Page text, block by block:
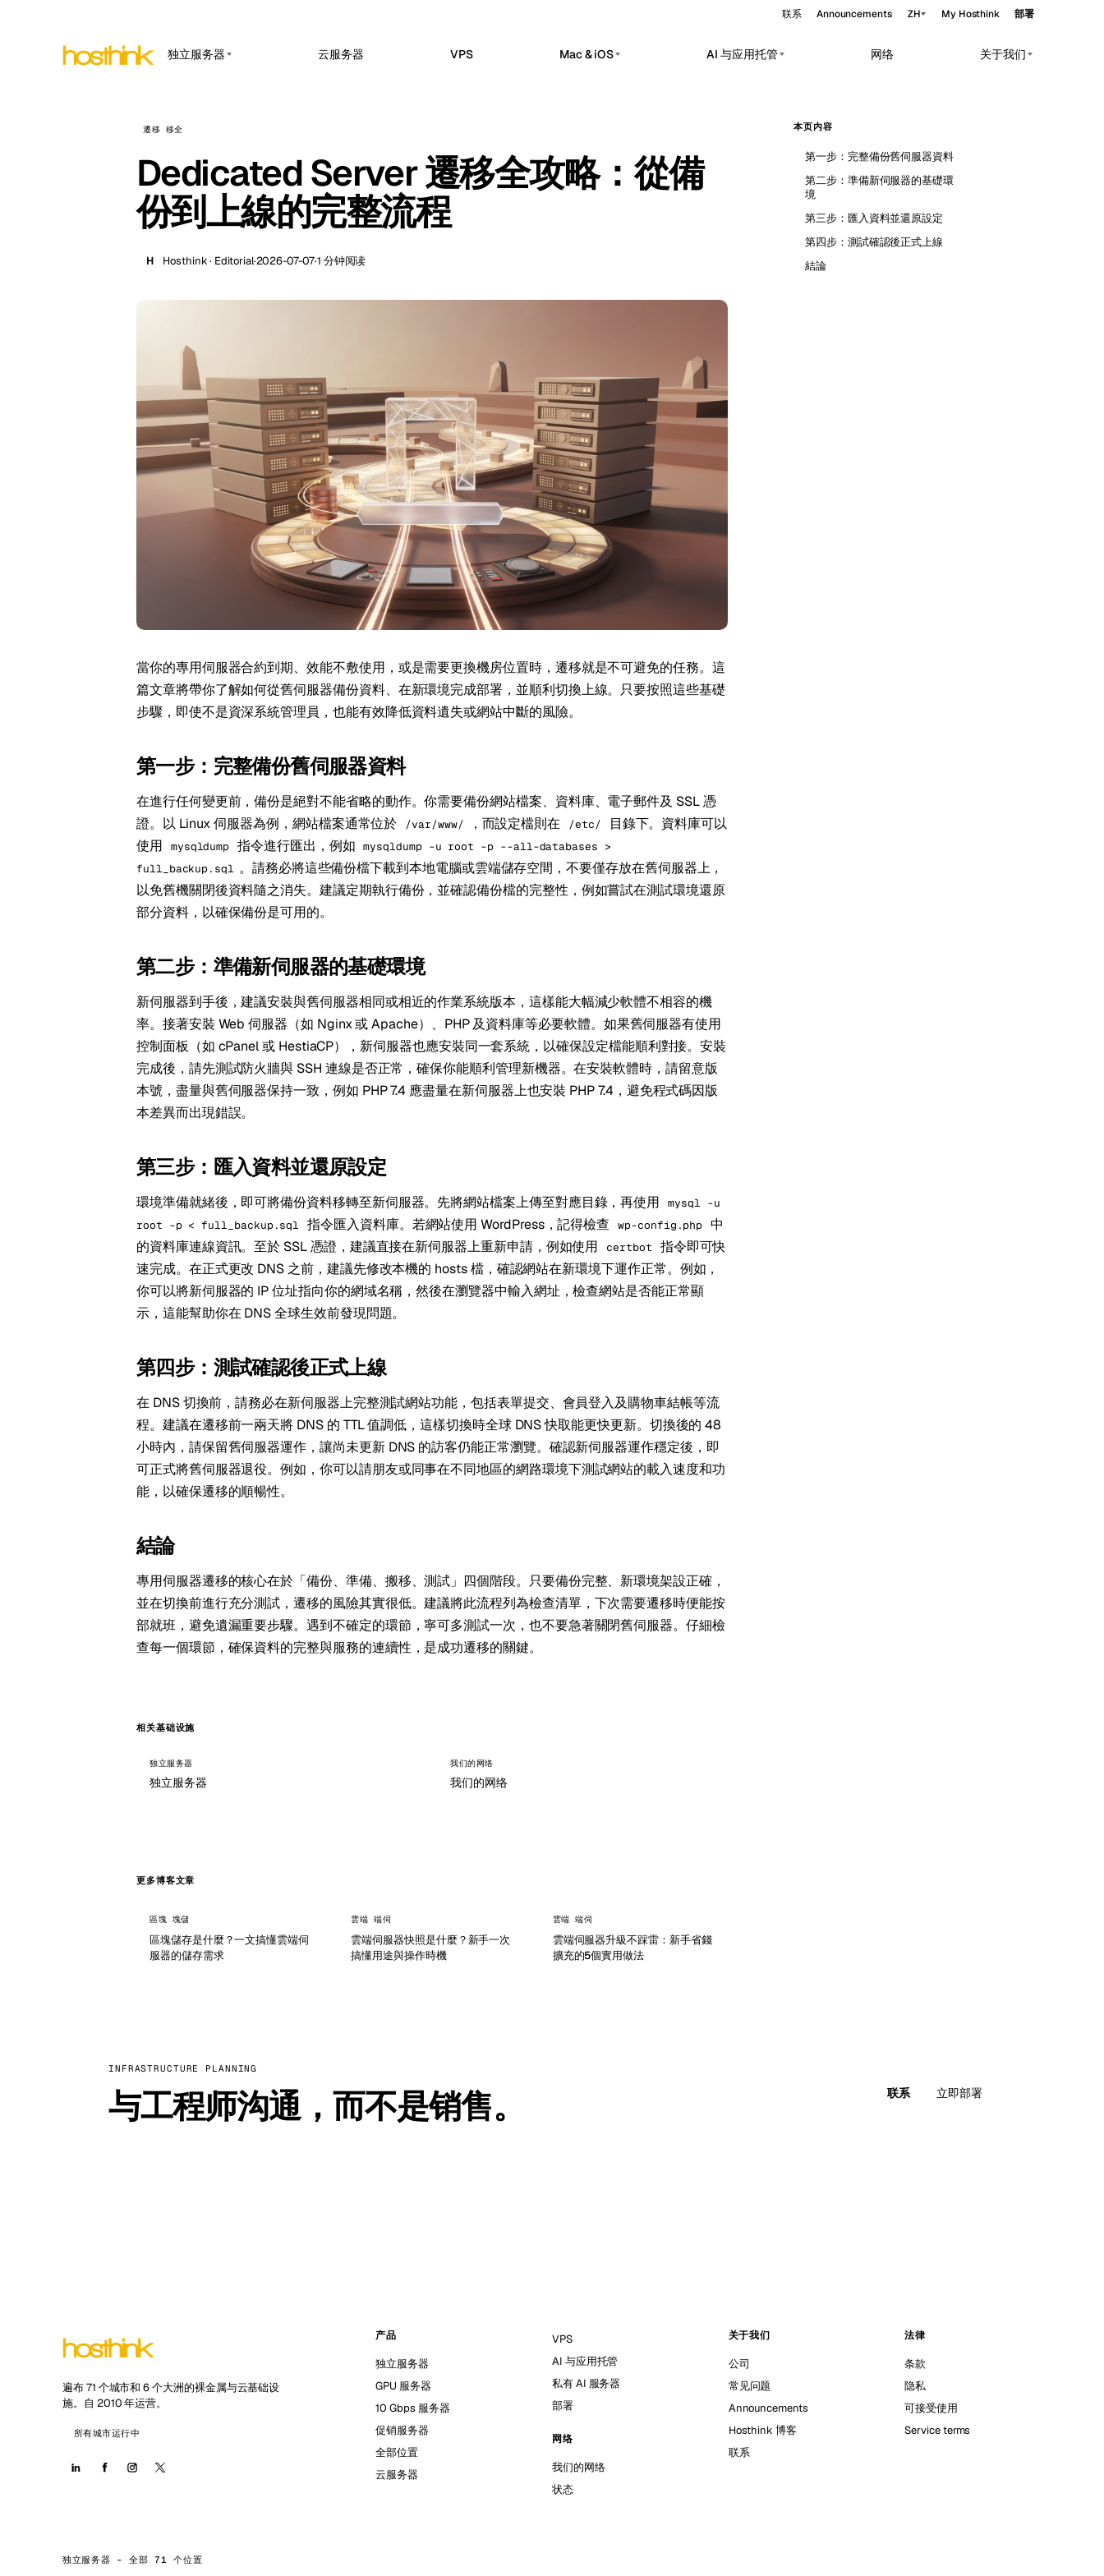
联系 Announcements ZH My Hosthink 部署
独立服务器
非洲 服务器 (2)
南美 服务器 (4)
北美 服务器 (16)
Budapest
Bursa 土耳其 Chisinau 摩尔多瓦 Copenhagen 丹麦
Dublin Helsinki
Istanbul
Lisbon Madrid
立陶宛
Stockholm 瑞典 Tallinn 爱沙尼亚
Warsaw Zurich 瑞士
云服务器 VPS Mac & iOS AI 与应用托管
OpenClaw 托管版
面向内部应用和服务运营的托管控制平面。
Uptime Kuma 托管版
Ollama 专用 GPU 服务器
私有本地推理
网络 关于我们
遷移 移全
Dedicated Server 遷移全攻略：從備
份到上線的完整流程
H Hosthink · Editorial·2026-07-07·1 分钟阅读
當你的專用伺服器合約到期、效能不敷使用，或是需要更換機房位置時，遷移就是不可避免的任務。這
篇文章將帶你了解如何從舊伺服器備份資料、在新環境完成部署，並順利切換上線。只要按照這些基礎
步驟，即使不是資深系統管理員，也能有效降低資料遺失或網站中斷的風險。
第一步：完整備份舊伺服器資料
在進行任何變更前，備份是絕對不能省略的動作。你需要備份網站檔案、資料庫、電子郵件及 SSL 憑
證。以 Linux 伺服器為例，網站檔案通常位於
/var/www/ ，而設定檔則在 /etc/
目錄下。資料庫可以
使用
mysqldump 指令進行匯出，例如
mysqldump -u root -p --all-databases >
full_backup.sql 。請務必將這些備份檔下載到本地電腦或雲端儲存空間，不要僅存放在舊伺服器上，
以免舊機關閉後資料隨之消失。建議定期執行備份，並確認備份檔的完整性，例如嘗試在測試環境還原
部分資料，以確保備份是可用的。
第二步：準備新伺服器的基礎環境
新伺服器到手後，建議安裝與舊伺服器相同或相近的作業系統版本，這樣能大幅減少軟體不相容的機
率。接著安裝 Web 伺服器（如 Nginx 或 Apache）、PHP 及資料庫等必要軟體。如果舊伺服器有使用
控制面板（如 cPanel 或 HestiaCP），新伺服器也應安裝同一套系統，以確保設定檔能順利對接。安裝
完成後，請先測試防火牆與 SSH 連線是否正常，確保你能順利管理新機器。在安裝軟體時，請留意版
本號，盡量與舊伺服器保持一致，例如 PHP 7.4 應盡量在新伺服器上也安裝 PHP 7.4，避免程式碼因版
本差異而出現錯誤。
第三步：匯入資料並還原設定
環境準備就緒後，即可將備份資料移轉至新伺服器。先將網站檔案上傳至對應目錄，再使用
mysql -u
root -p < full_backup.sql
指令匯入資料庫。若網站使用 WordPress，記得檢查 wp-config.php 中
的資料庫連線資訊。至於 SSL 憑證，建議直接在新伺服器上重新申請，例如使用
certbot
指令即可快
速完成。在正式更改 DNS 之前，建議先修改本機的 hosts 檔，確認網站在新環境下運作正常。例如，
你可以將新伺服器的 IP 位址指向你的網域名稱，然後在瀏覽器中輸入網址，檢查網站是否能正常顯
示，這能幫助你在 DNS 全球生效前發現問題。
第四步：測試確認後正式上線
在 DNS 切換前，請務必在新伺服器上完整測試網站功能，包括表單提交、會員登入及購物車結帳等流
程。建議在遷移前一兩天將 DNS 的 TTL 值調低，這樣切換時全球 DNS 快取能更快更新。切換後的 48
小時內，請保留舊伺服器運作，讓尚未更新 DNS 的訪客仍能正常瀏覽。確認新伺服器運作穩定後，即
可正式將舊伺服器退役。例如，你可以請朋友或同事在不同地區的網路環境下測試網站的載入速度和功
能，以確保遷移的順暢性。
結論
專用伺服器遷移的核心在於「備份、準備、搬移、測試」四個階段。只要備份完整、新環境架設正確，
並在切換前進行充分測試，遷移的風險其實很低。建議將此流程列為檢查清單，下次需要遷移時便能按
部就班，避免遺漏重要步驟。遇到不確定的環節，寧可多測試一次，也不要急著關閉舊伺服器。仔細檢
查每一個環節，確保資料的完整與服務的連續性，是成功遷移的關鍵。
相关基础设施
独立服务器
独立服务器
我们的网络
我们的网络
更多博客文章
區塊 塊儲
區塊儲存是什麼？一文搞懂雲端伺
服器的儲存需求
雲端 端伺
雲端伺服器快照是什麼？新手一次
搞懂用途與操作時機
雲端 端伺
雲端伺服器升級不踩雷：新手省錢
擴充的5個實用做法
本页内容
第一步：完整備份舊伺服器資料
第二步：準備新伺服器的基礎環
境
第三步：匯入資料並還原設定
第四步：測試確認後正式上線
結論
INFRASTRUCTURE PLANNING
与工程师沟通，而不是销售。 联系 立即部署
遍布 71 个城市和 6 个大洲的裸金属与云基础设
施。自 2010 年运营。
所有城市运行中
产品
独立服务器
GPU 服务器
10 Gbps 服务器
促销服务器
全部位置
云服务器
VPS
AI 与应用托管
私有 AI 服务器
部署
网络
我们的网络
状态
关于我们
公司
常见问题
Announcements
Hosthink 博客
联系
法律
条款
隐私
可接受使用
Service terms
独立服务器 - 全部 71 个位置